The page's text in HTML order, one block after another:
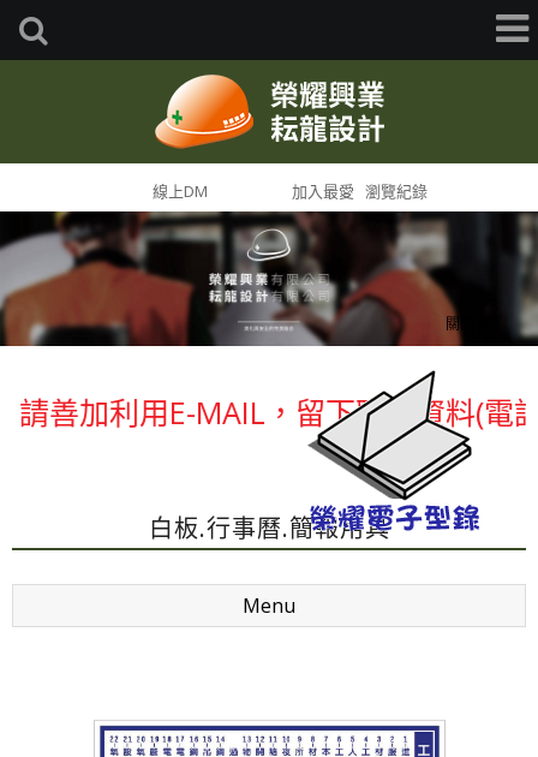
線上DM 加入最愛 瀏覽紀錄
善加利用E-MAIL，留下聯絡資料(電
白板.行事曆.簡報用具
Menu
關閉 [X]